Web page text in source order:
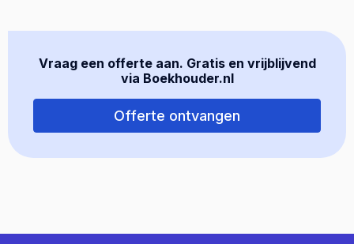
Vraag een offerte aan. Gratis en vrijblijvend
via Boekhouder.nl
Offerte ontvangen